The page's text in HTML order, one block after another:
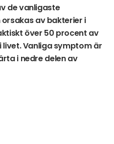
de vanligaste
av bakterier i
över 50 procent av
livet. Vanliga symptom är
i nedre delen av